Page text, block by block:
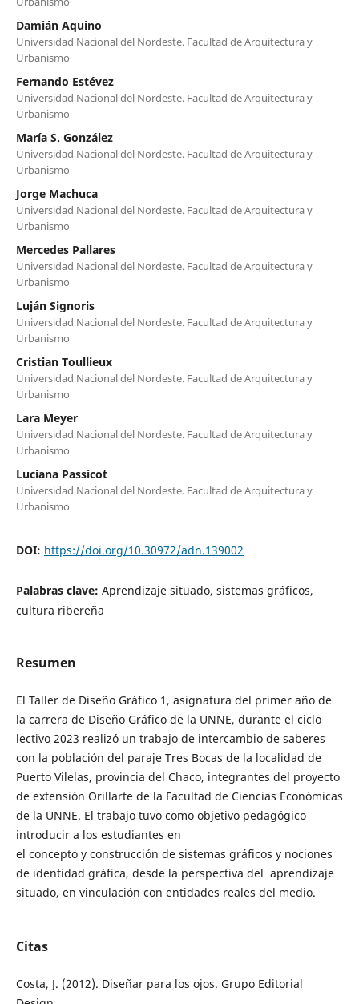
Damián Aquino
Universidad Nacional del Nordeste. Facultad de Arquitectura y
Urbanismo
Fernando Estévez
Universidad Nacional del Nordeste. Facultad de Arquitectura y
Urbanismo
María S. González
Universidad Nacional del Nordeste. Facultad de Arquitectura y
Urbanismo
Jorge Machuca
Universidad Nacional del Nordeste. Facultad de Arquitectura y
Urbanismo
Mercedes Pallares
Universidad Nacional del Nordeste. Facultad de Arquitectura y
Urbanismo
Luján Signoris
Universidad Nacional del Nordeste. Facultad de Arquitectura y
Urbanismo
Cristian Toullieux
Universidad Nacional del Nordeste. Facultad de Arquitectura y
Urbanismo
Lara Meyer
Universidad Nacional del Nordeste. Facultad de Arquitectura y
Urbanismo
Luciana Passicot
Universidad Nacional del Nordeste. Facultad de Arquitectura y
Urbanismo
DOI: https://doi.org/10.30972/adn.139002
Palabras clave: Aprendizaje situado, sistemas gráficos,
cultura ribereña
Resumen
El Taller de Diseño Gráfico 1, asignatura del primer año de
la carrera de Diseño Gráfico de la UNNE, durante el ciclo
lectivo 2023 realizó un trabajo de intercambio de saberes
con la población del paraje Tres Bocas de la localidad de
Puerto Vilelas, provincia del Chaco, integrantes del proyecto
de extensión Orillarte de la Facultad de Ciencias Económicas
de la UNNE. El trabajo tuvo como objetivo pedagógico
introducir a los estudiantes en
el concepto y construcción de sistemas gráficos y nociones
de identidad gráfica, desde la perspectiva del aprendizaje
situado, en vinculación con entidades reales del medio.
Citas
Costa, J. (2012). Diseñar para los ojos. Grupo Editorial